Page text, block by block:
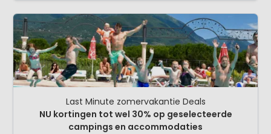
Last Minute zomervakantie Deals
NU kortingen tot wel 30% op geselecteerde
campings en accommodaties